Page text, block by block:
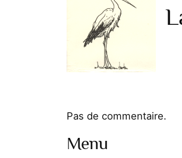
Pas de commentaire.
Menu